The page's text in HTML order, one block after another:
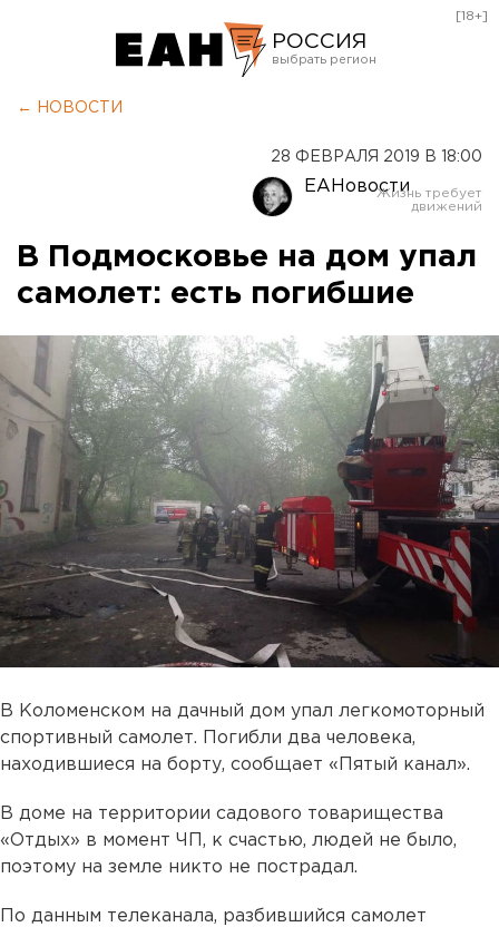
РОССИЯ
Оренбург
[18+]
← НОВОСТИ
28 ФЕВРАЛЯ 2019 В 18:00
ЕАНовости
В Подмосковье на дом упал
самолет: есть погибшие
В Коломенском на дачный дом упал легкомоторный
спортивный самолет. Погибли два человека,
находившиеся на борту, сообщает «Пятый канал».
В доме на территории садового товарищества
«Отдых» в момент ЧП, к счастью, людей не было,
поэтому на земле никто не пострадал.
По данным телеканала, разбившийся самолет